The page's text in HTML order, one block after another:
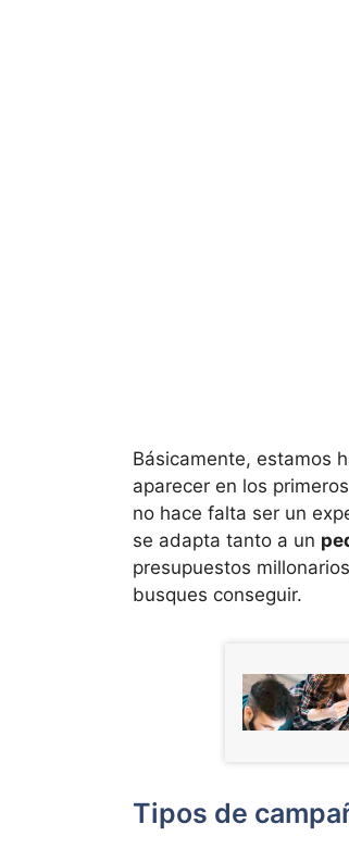
Básicamente, estamos
aparecer en los
no hace falta ser un
se adapta tanto a un
presupuestos
busques conseguir.
Tipos de